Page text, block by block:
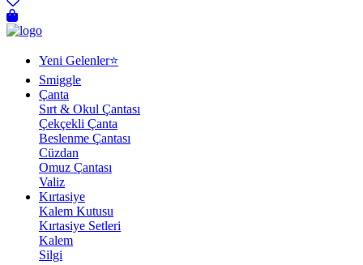
Yeni Gelenler⭐
Smiggle
Çanta
Sırt & Okul Çantası
Çekçekli Çanta
Beslenme Çantası
Cüzdan
Omuz Çantası
Valiz
Kırtasiye
Kalem Kutusu
Kırtasiye Setleri
Kalem
Silgi